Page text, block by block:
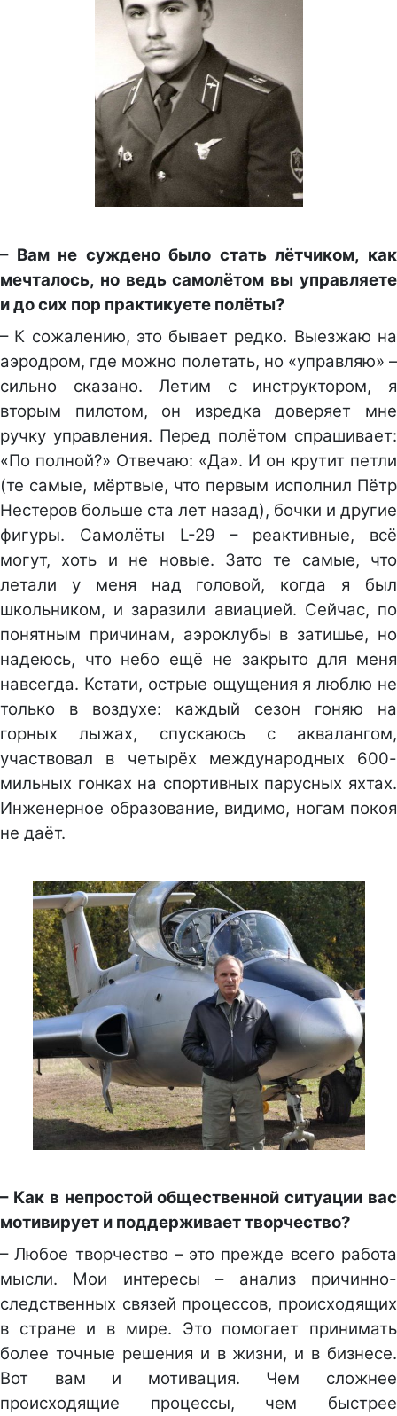
– Вам не суждено было стать лётчиком, как
мечталось, но ведь самолётом вы управляете
и до сих пор практикуете полёты?
– К сожалению, это бывает редко. Выезжаю на
аэродром, где можно полетать, но «управляю» –
сильно сказано. Летим с инструктором, я
вторым пилотом, он изредка доверяет мне
ручку управления. Перед полётом спрашивает:
«По полной?» Отвечаю: «Да». И он крутит петли
(те самые, мёртвые, что первым исполнил Пётр
Нестеров больше ста лет назад), бочки и другие
фигуры. Самолёты L-29 – реактивные, всё
могут, хоть и не новые. Зато те самые, что
летали у меня над головой, когда я был
школьником, и заразили авиацией. Сейчас, по
понятным причинам, аэроклубы в затишье, но
надеюсь, что небо ещё не закрыто для меня
навсегда. Кстати, острые ощущения я люблю не
только в воздухе: каждый сезон гоняю на
горных лыжах, спускаюсь с аквалангом,
участвовал в четырёх международных 600-
мильных гонках на спортивных парусных яхтах.
Инженерное образование, видимо, ногам покоя
не даёт.
– Как в непростой общественной ситуации вас
мотивирует и поддерживает творчество?
– Любое творчество – это прежде всего работа
мысли. Мои интересы – анализ причинно-
следственных связей процессов, происходящих
в стране и в мире. Это помогает принимать
более точные решения и в жизни, и в бизнесе.
Вот вам и мотивация. Чем сложнее
происходящие процессы, чем быстрее